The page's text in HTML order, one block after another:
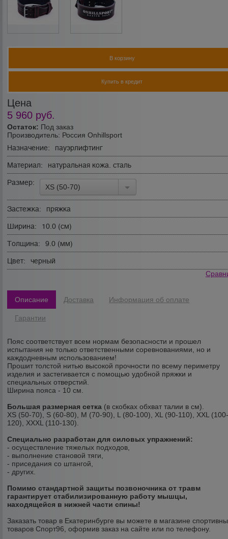
Остаток: Под заказ
Производитель: Россия Onhillsport
Назначение:
пауэрлифтинг
Материал: натуральная кожа. сталь
Размер:
XS (50-70)
Застежка: пряжка
Ширина: 10.0 (см)
Толщина: 9.0 (мм)
Цвет: черный
Цена
5 960 руб.
В корзину
Купить в кредит
Описание Доставка Информация об оплате
Гарантии
Пояс соответствует всем нормам безопасности и прошел
испытания не только ответственными соревнованиями, но и
каждодневным использованием!
Прошит толстой нитью высокой прочности по всему периметру
изделия и застегивается с помощью удобной пряжки и
специальных отверстий.
Ширина пояса - 10 см.
Большая размерная сетка (в скобках обхват талии в см).
XS (50-70), S (60-80), M (70-90), L (80-100), XL (90-110), XXL
120), XXXL (110-130).
Специально разработан для силовых упражнений:
- осуществление тяжелых подходов,
- выполнение становой тяги,
- приседания со штангой,
- других.
Помимо стандартной защиты позвоночника от травм
гарантирует стабилизированную работу мышцы,
находящейся в нижней части спины!
Заказать товар в Екатеринбурге вы можете в магазине
товаров Спорт96, оформив заказ на сайте или по телефону.